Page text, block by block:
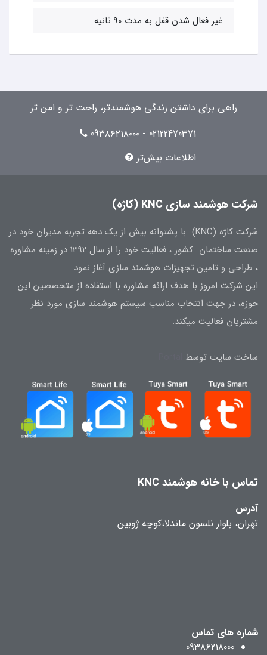
غیر فعال شدن قفل به مدت 90 ثانیه
راهی برای داشتن زندگی هوشمندتر، راحت تر و امن تر
02122470371 - 09۳۸۶۲۱۸۰۰۰
اطلاعات بیش‌تر
شرکت هوشمند سازی KNC (کاژه)
شرکت کاژه (KNC) با پشتوانه بیش از یک دهه تجربه مدیران خود در
صنعت ساختمان کشور ، فعالیت خود را از سال 1392 در زمینه مشاوره
، طراحی و تامین تجهیزات هوشمند سازی آغاز نمود.
این شرکت امروز با هدف ارائه مشاوره با استفاده از متخصصین این
حوزه، در جهت انتخاب مناسب سیستم هوشمند سازی مورد نظر
مشتریان فعالیت میکند.
ساخت سایت توسط
تماس با خانه هوشمند KNC
آدرس
تهران، بلوار نلسون ماندلا،کوچه ژوبین
شماره های تماس
09386218000